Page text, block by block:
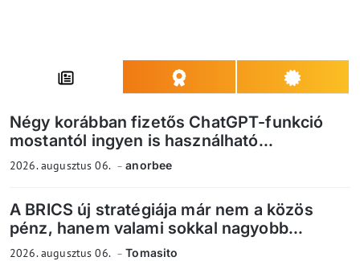
Négy korábban fizetős ChatGPT-funkció
mostantól ingyen is használható...
2026. augusztus 06. anorbee
A BRICS új stratégiája már nem a közös
pénz, hanem valami sokkal nagyobb...
2026. augusztus 06. Tomasito